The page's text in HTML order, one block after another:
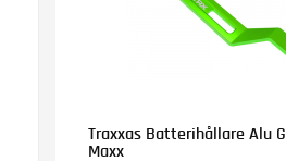
Traxxas Batterihållare Alu
Maxx